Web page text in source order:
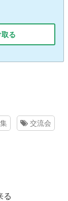
る
交流会
る